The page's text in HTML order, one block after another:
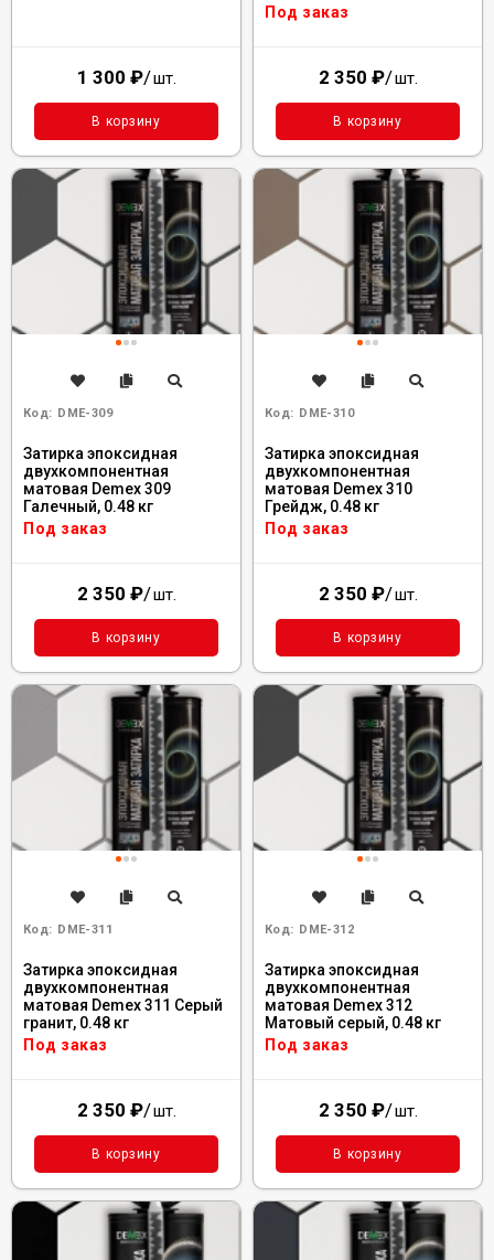
1 300 ₽/шт.
В корзину
Под заказ
2 350 ₽/шт.
В корзину
Код: DME-309
Затирка эпоксидная
двухкомпонентная
матовая Demex 309
Галечный, 0.48 кг
Под заказ
2 350 ₽/шт.
В корзину
Код: DME-310
Затирка эпоксидная
двухкомпонентная
матовая Demex 310
Грейдж, 0.48 кг
Под заказ
2 350 ₽/шт.
В корзину
Код: DME-311
Затирка эпоксидная
двухкомпонентная
матовая Demex 311 Серый
гранит, 0.48 кг
Под заказ
2 350 ₽/шт.
В корзину
Код: DME-312
Затирка эпоксидная
двухкомпонентная
матовая Demex 312
Матовый серый, 0.48 кг
Под заказ
2 350 ₽/шт.
В корзину